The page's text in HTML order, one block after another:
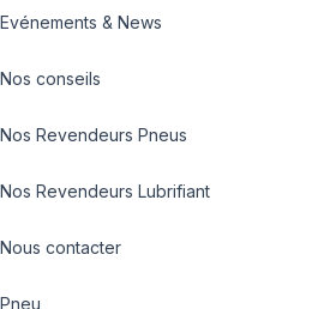
Evénements & News
Nos conseils
Nos Revendeurs Pneus
Nos Revendeurs Lubrifiant
Nous contacter
Pneu